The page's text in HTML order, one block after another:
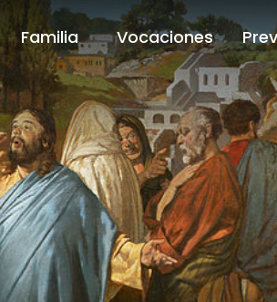
Familia Vocaciones
Familia Vocaciones